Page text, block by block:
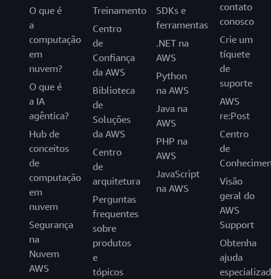
O que é
a
computação
em
nuvem?
O que é
a IA
agêntica?
Hub de
conceitos
de
computação
em
nuvem
Segurança
na
Nuvem
AWS
Treinamento
Centro
de
Confiança
da AWS
Biblioteca
de
Soluções
da AWS
Centro
de
arquitetura
Perguntas
frequentes
sobre
produtos
e
tópicos
SDKs e
ferramentas
.NET na
AWS
Python
na AWS
Java na
AWS
PHP na
AWS
JavaScript
na AWS
contato
conosco
Crie um
tíquete
de
suporte
AWS
re:Post
Centro
de
Visão
geral do
AWS
Support
Obtenha
ajuda